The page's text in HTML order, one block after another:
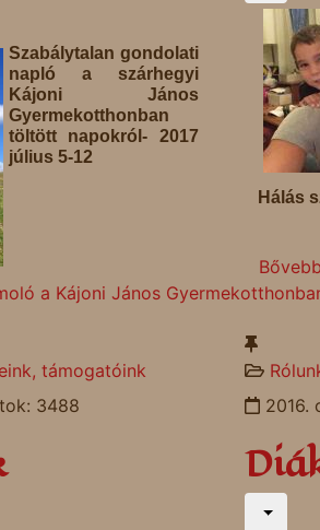
Szabálytalan gondolati
napló a szárhegyi
Kájoni János
Gyermekotthonban
töltött napokról- 2017
július 5-12
a Kájoni János
Hálás
támogatóink
3488
2016.